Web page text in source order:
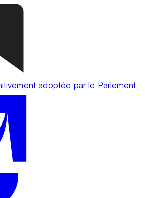
adoptée par le Parlement